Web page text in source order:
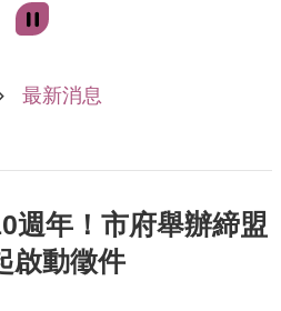
最新消息
週年！市府舉辦締盟
啟動徵件